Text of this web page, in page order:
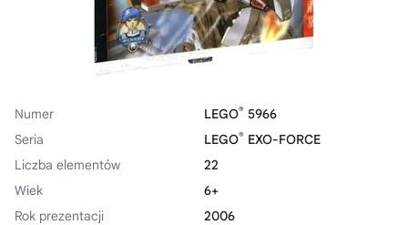
Numer LEGO® 5966
Seria
LEGO® EXO-FORCE
Liczba elementów
22
Wiek
6+
Rok prezentacji
2006